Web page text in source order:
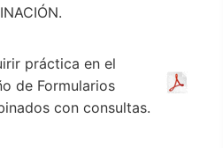
práctica en el
de Formularios
con consultas.